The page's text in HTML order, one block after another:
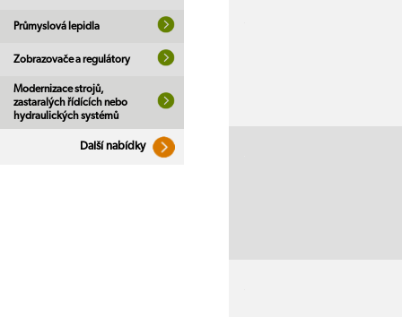
Průmyslová lepidla
Zobrazovače a regulátory
Modernizace strojů,
zastaralých řídících nebo
hydraulických systémů
Další nabídky